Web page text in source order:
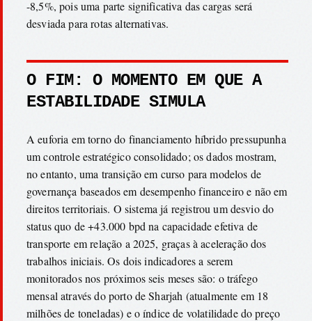
-8,5%, pois uma parte significativa das cargas será
desviada para rotas alternativas.
O FIM: O MOMENTO EM QUE A
ESTABILIDADE SIMULA
A euforia em torno do financiamento híbrido pressupunha
um controle estratégico consolidado; os dados mostram,
no entanto, uma transição em curso para modelos de
governança baseados em desempenho financeiro e não em
direitos territoriais. O sistema já registrou um desvio do
status quo de +43.000 bpd na capacidade efetiva de
transporte em relação a 2025, graças à aceleração dos
trabalhos iniciais. Os dois indicadores a serem
monitorados nos próximos seis meses são: o tráfego
mensal através do porto de Sharjah (atualmente em 18
milhões de toneladas) e o índice de volatilidade do preço